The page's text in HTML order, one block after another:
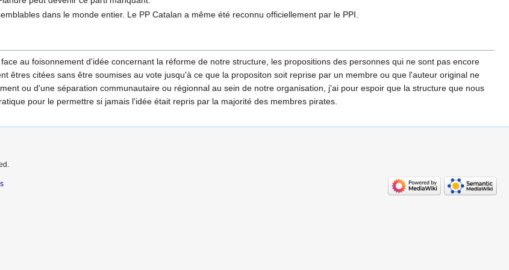
dans le monde entier. Le PP Catalan a même été reconnu officiellement par le PPI.
au foisonnement d'idée concernant la réforme de notre structure, les propositions des personnes qui ne sont pas encore
êtres citées sans être soumises au vote jusqu'à ce que la propositon soit reprise par un membre ou que l'auteur original ne
ou d'une séparation communautaire ou régionnal au sein de notre organisation, j'ai pour espoir que la structure que nous
pour le permettre si jamais l'idée était repris par la majorité des membres pirates.